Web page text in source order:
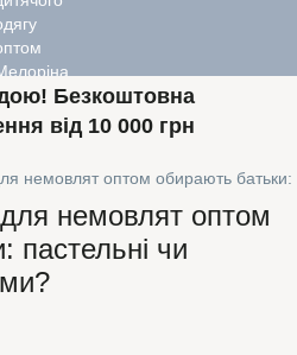
Безкоштовна
від 10 000 грн
немовлят оптом обирають батьки:
для немовлят оптом
пастельні чи